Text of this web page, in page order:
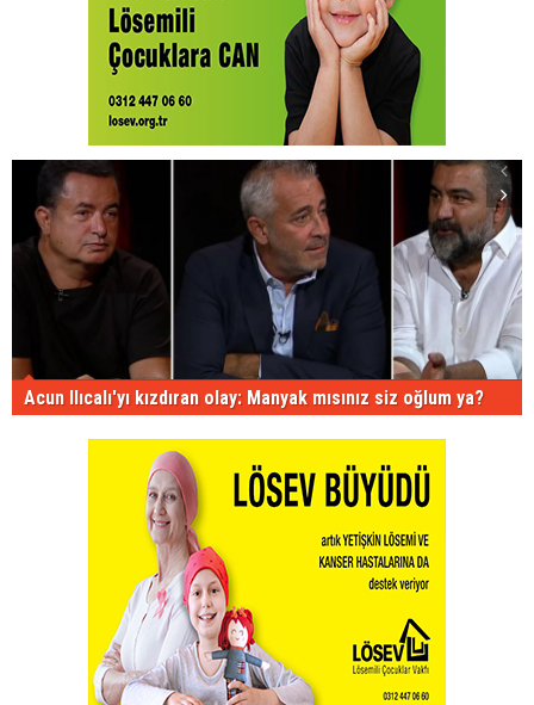
Acun Ilıcalı'yı kızdıran olay: Manyak mısınız siz oğlum ya?